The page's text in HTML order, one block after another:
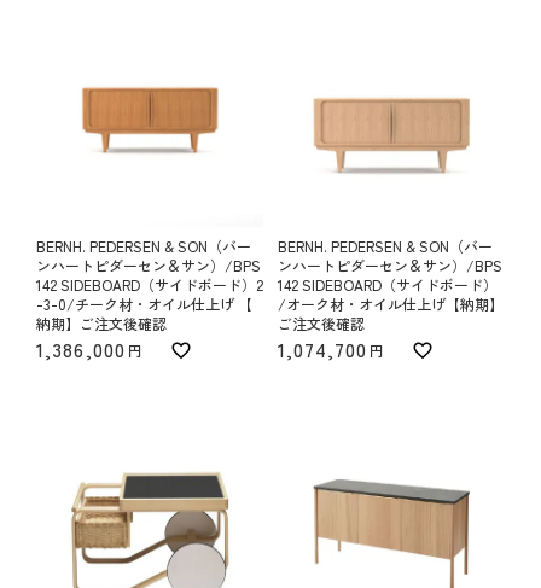
BERNH. PEDERSEN & SON（バー
ンハートピダーセン＆サン）/BPS
142 SIDEBOARD（サイドボード）2
-3-0/チーク材・オイル仕上げ 【
納期】ご注文後確認
1,386,000
BERNH. PEDERSEN & SON（バー
ンハートピダーセン＆サン）/BPS
142 SIDEBOARD（サイドボード）
/オーク材・オイル仕上げ【納期】
ご注文後確認
1,074,700